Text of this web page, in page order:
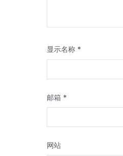
显示名称 *
邮箱 *
网站